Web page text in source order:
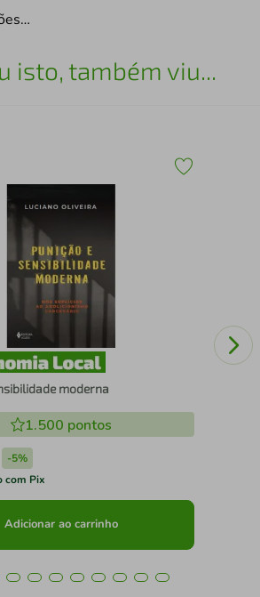
isto, também viu...
moderna
1.500 pontos
-5%
com Pix
Adicionar ao carrinho